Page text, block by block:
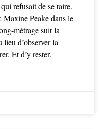
refusait de se taire.
Maxine Peake dans le
métrage suit la
d’observer la
Et d’y rester.